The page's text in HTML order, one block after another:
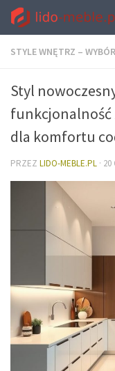
STYLE WNĘTRZ –
Styl
funkcjonalność
dla komfortu
PRZEZ LIDO-MEBLE.PL · 20